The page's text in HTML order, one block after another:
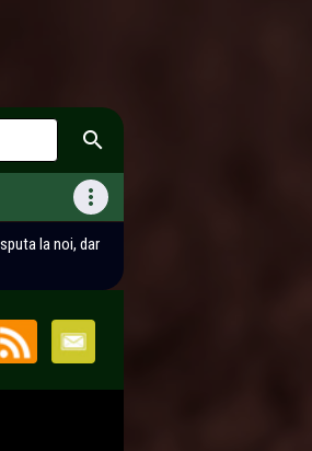


la noi, dar